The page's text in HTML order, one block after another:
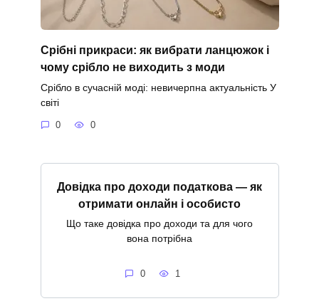
Срібні прикраси: як вибрати ланцюжок і
чому срібло не виходить з моди
Срібло в сучасній моді: невичерпна актуальність У
світі
0 0
Довідка про доходи податкова — як
отримати онлайн і особисто
Що таке довідка про доходи та для чого
вона потрібна
0 1